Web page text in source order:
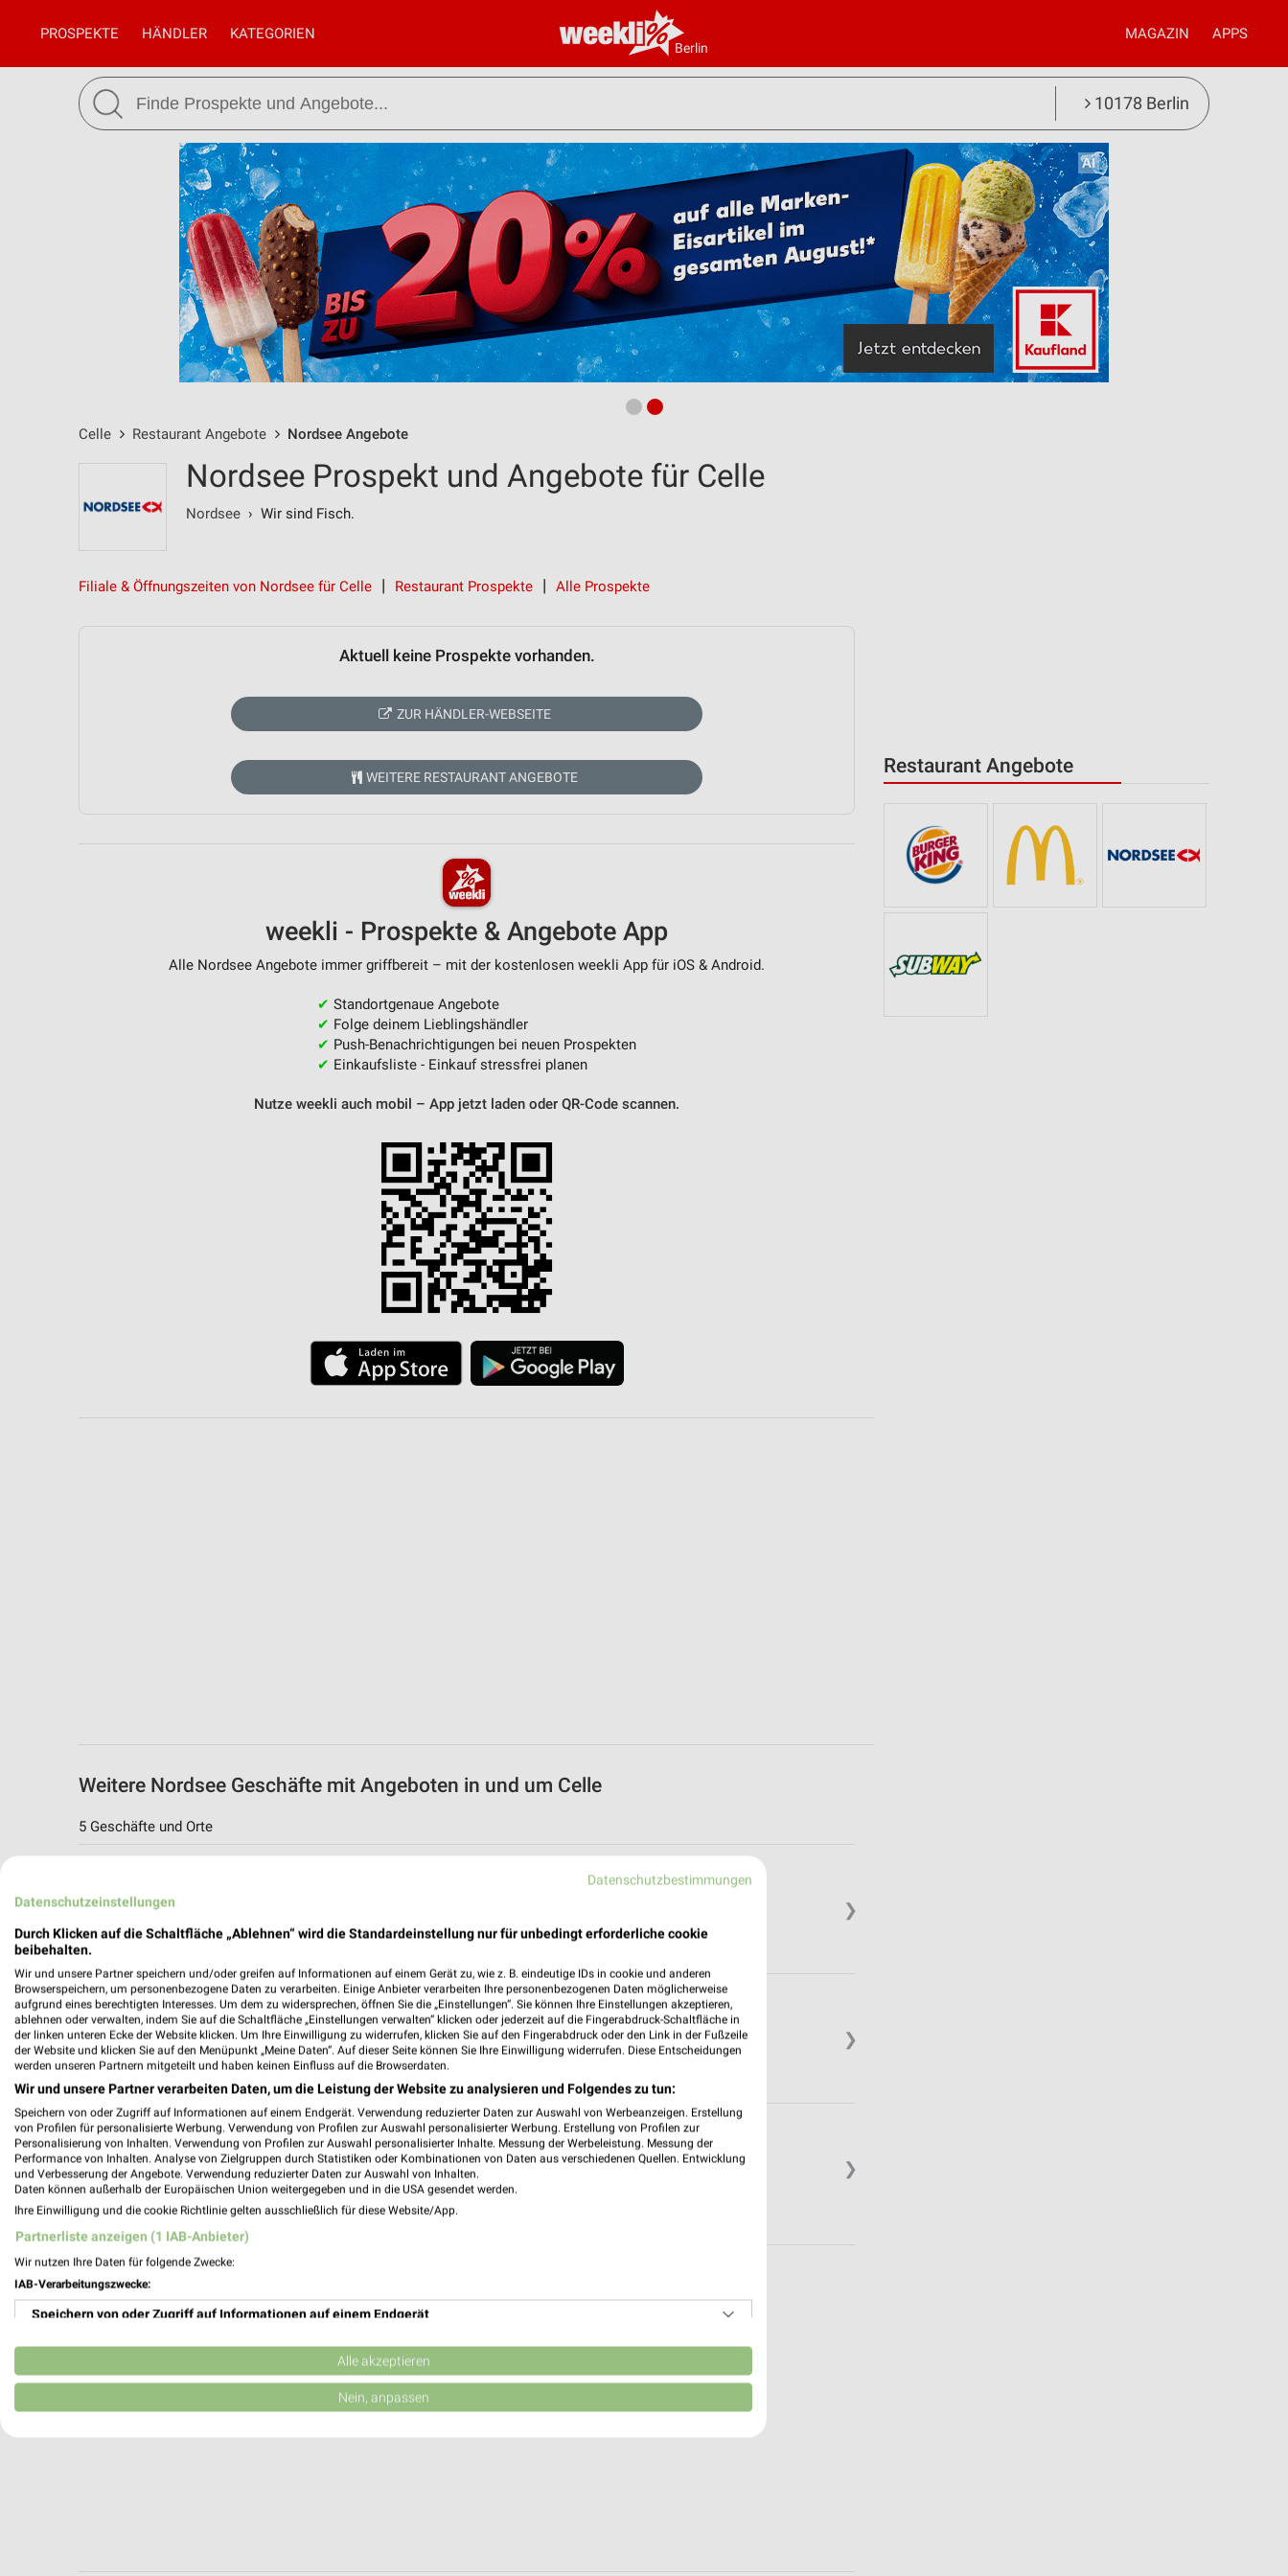
Berlin
PROSPEKTE HÄNDLER KATEGORIEN MAGAZIN APPS
10178 Berlin
Celle Restaurant Angebote Nordsee Angebote
Restaurant Angebote
Nordsee Prospekt und Angebote für Celle
Nordsee › Wir sind Fisch.
Filiale & Öffnungszeiten von Nordsee für Celle Restaurant Prospekte Alle Prospekte
Aktuell keine Prospekte vorhanden.
ZUR HÄNDLER-WEBSEITE
WEITERE RESTAURANT ANGEBOTE
weekli - Prospekte & Angebote App
Alle Nordsee Angebote immer griffbereit – mit der kostenlosen weekli App für iOS & Android.
✔ Standortgenaue Angebote
✔ Folge deinem Lieblingshändler
✔ Push-Benachrichtigungen bei neuen Prospekten
✔ Einkaufsliste - Einkauf stressfrei planen
Nutze weekli auch mobil – App jetzt laden oder QR-Code scannen.
Weitere Nordsee Geschäfte mit Angeboten in und um Celle
5 Geschäfte und Orte
❯
An der BAB A2 Süd (FR Hannover)
246,91 km
❯
Nordsee Angebote in Hannover
Hannover, Deutschland
241,02 km
❯
NORDSEE Autobahnraststätte Wülferode Ost
BAB 7 Fahrtrichtung Nord / km 158.0 158 0
30539 Hannover
241,02 km
Datenschutzbestimmungen
Datenschutzeinstellungen
Durch Klicken auf die Schaltfläche „Ablehnen“ wird die Standardeinstellung nur für unbedingt erforderliche cookie
beibehalten.
Wir und unsere Partner speichern und/oder greifen auf Informationen auf einem Gerät zu, wie z. B. eindeutige IDs in cookie und anderen
Browserspeichern, um personenbezogene Daten zu verarbeiten. Einige Anbieter verarbeiten Ihre personenbezogenen Daten möglicherweise
aufgrund eines berechtigten Interesses. Um dem zu widersprechen, öffnen Sie die „Einstellungen“. Sie können Ihre Einstellungen akzeptieren,
ablehnen oder verwalten, indem Sie auf die Schaltfläche „Einstellungen verwalten“ klicken oder jederzeit auf die Fingerabdruck-Schaltfläche in
der linken unteren Ecke der Website klicken. Um Ihre Einwilligung zu widerrufen, klicken Sie auf den Fingerabdruck oder den Link in der Fußzeile
der Website und klicken Sie auf den Menüpunkt „Meine Daten“. Auf dieser Seite können Sie Ihre Einwilligung widerrufen. Diese Entscheidungen
werden unseren Partnern mitgeteilt und haben keinen Einfluss auf die Browserdaten.
Wir und unsere Partner verarbeiten Daten, um die Leistung der Website zu analysieren und Folgendes zu tun:
Speichern von oder Zugriff auf Informationen auf einem Endgerät. Verwendung reduzierter Daten zur Auswahl von Werbeanzeigen. Erstellung
von Profilen für personalisierte Werbung. Verwendung von Profilen zur Auswahl personalisierter Werbung. Erstellung von Profilen zur
Personalisierung von Inhalten. Verwendung von Profilen zur Auswahl personalisierter Inhalte. Messung der Werbeleistung. Messung der
Performance von Inhalten. Analyse von Zielgruppen durch Statistiken oder Kombinationen von Daten aus verschiedenen Quellen. Entwicklung
und Verbesserung der Angebote. Verwendung reduzierter Daten zur Auswahl von Inhalten.
Daten können außerhalb der Europäischen Union weitergegeben und in die USA gesendet werden.
Ihre Einwilligung und die cookie Richtlinie gelten ausschließlich für diese Website/App.
Partnerliste anzeigen (1 IAB-Anbieter)
Wir nutzen Ihre Daten für folgende Zwecke:
IAB-Verarbeitungszwecke:
Speichern von oder Zugriff auf Informationen auf einem Endgerät
Verwendung reduzierter Daten zur Auswahl von Werbeanzeigen
Erstellung von Profilen für personalisierte Werbung
Alle akzeptieren
Nein, anpassen